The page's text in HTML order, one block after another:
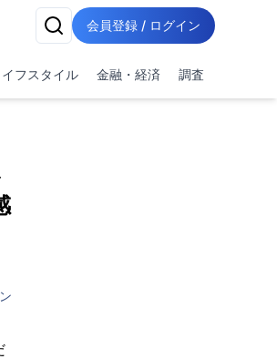
会員登録 / ログイン
イフスタイル 金融・経済 調査